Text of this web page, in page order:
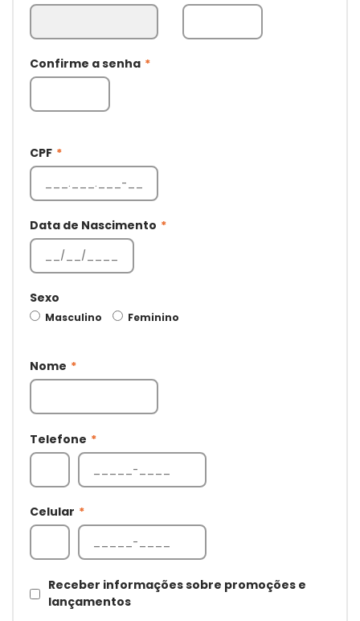
Confirme a senha *
CPF *
Data de Nascimento *
Sexo
Masculino Feminino
Nome *
Telefone *
Celular *
Receber informações sobre promoções e
lançamentos